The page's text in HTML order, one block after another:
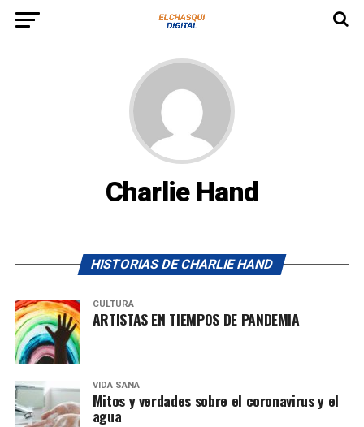
Charlie Hand
HISTORIAS DE CHARLIE HAND
CULTURA
ARTISTAS EN TIEMPOS DE PANDEMIA
VIDA SANA
Mitos y verdades sobre el coronavirus y el
agua